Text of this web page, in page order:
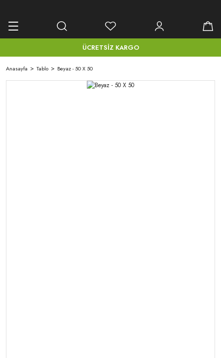
ÜCRETSİZ KARGO
Anasayfa Tablo Beyaz - 50 X 50
Tablo
Tablolar
Kanvas Tablolar